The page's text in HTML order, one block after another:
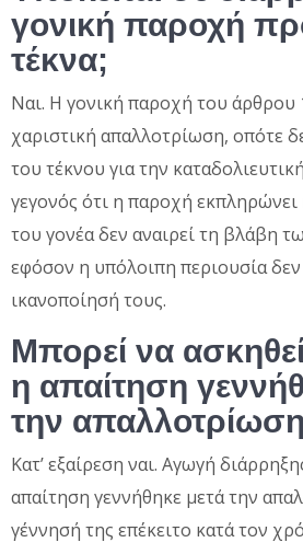
γονική παροχή
τέκνα;
Ναι. Η γονική παροχή του άρθρου
χαριστική απαλλοτρίωση, οπότε
του τέκνου για την
γεγονός ότι η παροχή
του γονέα δεν αναιρεί τη βλάβη
εφόσον η υπόλοιπη περιουσία δεν
ικανοποίησή τους.
Μπορεί να
η απαίτηση
την
Κατ’ εξαίρεση ναι. Αγωγή
απαίτηση γεννήθηκε μετά την
γέννησή της επέκειτο κατά τον